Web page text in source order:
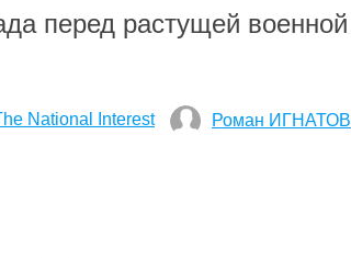
перед растущей военной
National Interest Роман ИГНАТОВ